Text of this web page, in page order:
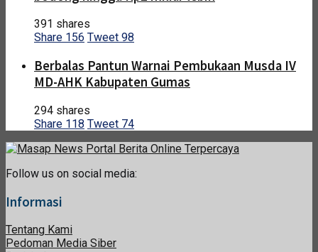
391 shares
Share 156 Tweet 98
Berbalas Pantun Warnai Pembukaan Musda IV
MD-AHK Kabupaten Gumas
294 shares
Share 118 Tweet 74
Follow us on social media:
Informasi
Tentang Kami
Pedoman Media Siber